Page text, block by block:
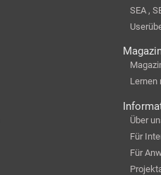
SEA ,
Lernen
Über
Für
Für